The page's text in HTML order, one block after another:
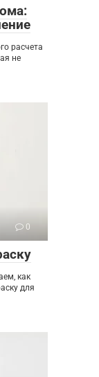
расчета
не
0
как
для